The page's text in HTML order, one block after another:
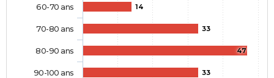
14
33
47
33
60-70 ans
70-80 ans
80-90 ans
90-100 ans